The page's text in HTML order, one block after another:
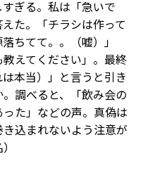
ぎる。私は「急いで
た。「チラシは作って
ちてて。。（嘘）」
教えてください」。最終
本当）」と言うと引き
調べると、「飲み会の
た」などの声。真偽は
込まれないよう注意が